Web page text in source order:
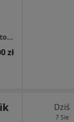
ARTMED GROUP -Centrum Stomatologii i Implantologii
zł
Dziś
7 Sie